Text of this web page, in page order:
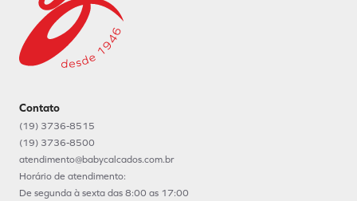
Contato
(19) 3736-8515
(19) 3736-8500
atendimento@babycalcados.com.br
Horário de atendimento:
De segunda à sexta das 8:00 as 17:00